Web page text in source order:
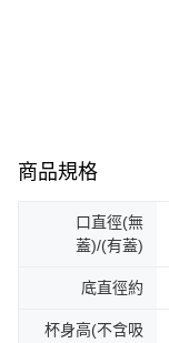
商品規格
口直徑(無
蓋)/(有蓋)
底直徑約
杯身高(不含吸